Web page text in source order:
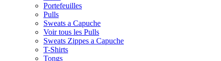
Portefeuilles
Pulls
Sweats a Capuche
Voir tous les Pulls
Sweats Zippes a Capuche
T-Shirts
Tongs